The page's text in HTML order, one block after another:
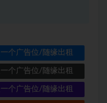
个广告位/随缘出租
个广告位/随缘出租
个广告位/随缘出租